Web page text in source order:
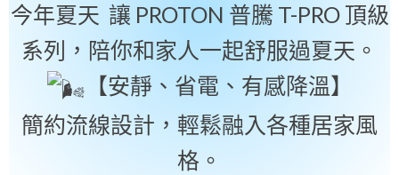
今年夏天 讓 PROTON 普騰 T-PRO 頂級
系列，陪你和家人一起舒服過夏天。
【安靜、省電、有感降溫】
簡約流線設計，輕鬆融入各種居家風
格。